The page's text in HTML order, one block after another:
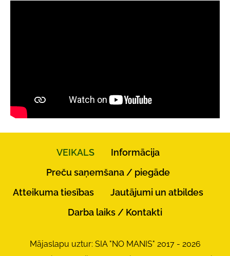
VEIKALS
Informācija
Preču saņemšana / piegāde
Atteikuma tiesības
Jautājumi un atbildes
Darba laiks / Kontakti
Mājaslapu uztur: SIA "NO MANIS" 2017 - 2026